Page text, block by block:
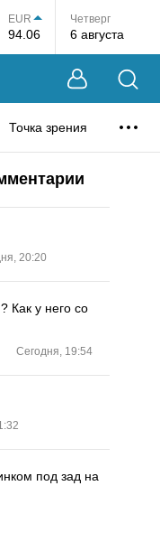
EUR
94.06
Четверг
6 августа
Точка зрения
20:20
Как у него со
Сегодня, 19:54
под зад на